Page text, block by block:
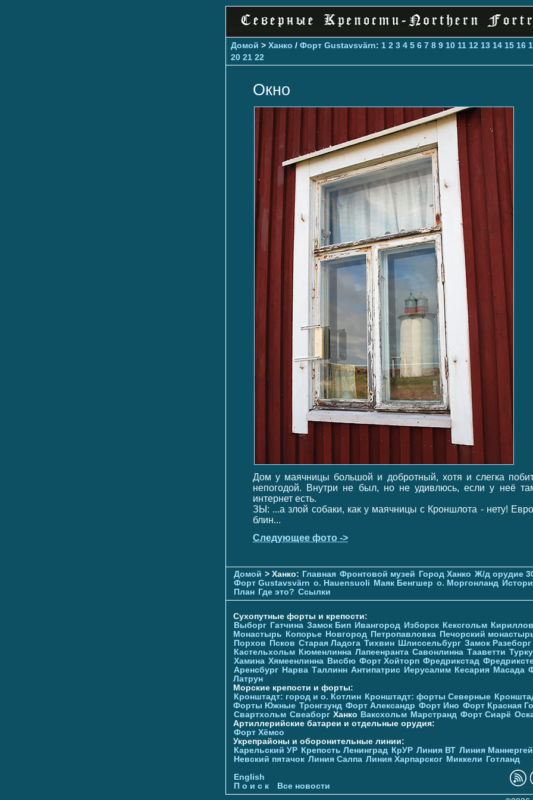
Домой > Ханко / Форт Gustavsvärn: 1 2 3 4 5 6 7 8 9 10 11 12 13 14 15 16
20 21 22
Окно
Дом у маячницы большой и добротный, хотя и слегка
непогодой. Внутри не был, но не удивлюсь, если у неё
интернет есть.
ЗЫ: ...а злой собаки, как у маячницы с Кроншлота - нету!
блин...
Следующее фото ->
Домой > Ханко: Главная Фронтовой музей Город Ханко Ж/д орудие
Форт Gustavsvärn о. Hauensuoli Маяк Бенгшер о. Моргонланд
План Где это? Ссылки
Сухопутные форты и крепости:
Выборг Гатчина Замок Бип Ивангород Изборск Кексгольм
Монастырь
Копорье Новгород Петропавловка Печорcкий
Порхов
Псков Старая Ладога Тихвин Шлиссельбург Замок Разеборг
Кастельхольм Кюменлинна Лапеенранта Савонлинна Тааветти Турку
Хамина Хямеенлинна Висбю Форт Хойторп Фредрикстад
Аренсбург Нарва Таллинн Антипатрис Иерусалим Кесария Масада
Латрун
Морские крепости и форты:
Кронштадт: город и о. Котлин Кронштадт: форты Северные
Форты Южные Тронгзунд Форт Александр Форт Ино Форт Красная
Свартхольм Свеаборг Ханко Ваксхольм Марстранд Форт Сиарё
Артиллерийские батареи и отдельные орудия:
Форт Хёмсо
Укрепрайоны и оборонительные линии:
Карельский УР Крепость Ленинград КрУР Линия ВТ Линия
Невский пятачок Линия Салпа Линия Харпарског Миккели
Готланд
English
П о и с к
Все новости